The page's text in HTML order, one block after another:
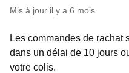
Mis à jour il y a 6 mois
Les commandes de rachat
dans un délai de 10 jours
votre colis.